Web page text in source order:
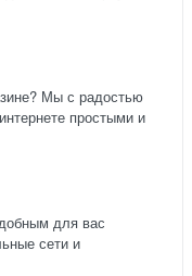
Мы с радостью
простыми и
для вас
сети и